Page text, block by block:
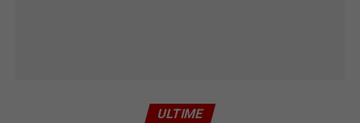
ULTIME